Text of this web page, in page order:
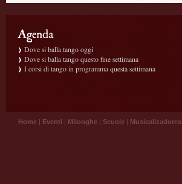
Dove si balla tango oggi
Dove si balla tango questo fine settimana
I corsi di tango in programma questa settimana
Home | Eventi | Milonghe | Scuole | Musicalizadores